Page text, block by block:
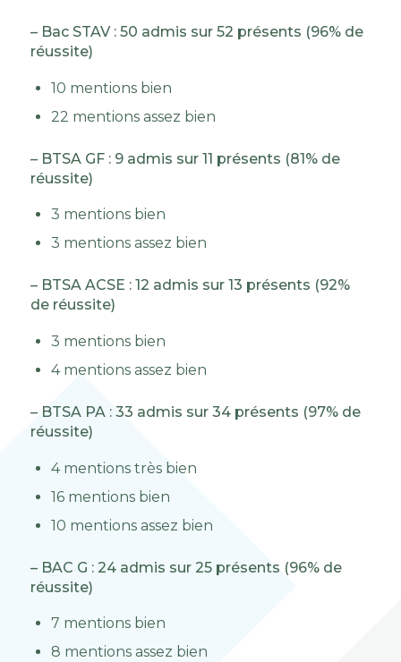
– Bac STAV : 50 admis sur 52 présents (96% de
réussite)
10 mentions bien
22 mentions assez bien
– BTSA GF : 9 admis sur 11 présents (81% de
réussite)
3 mentions bien
3 mentions assez bien
– BTSA ACSE : 12 admis sur 13 présents (92%
de réussite)
3 mentions bien
4 mentions assez bien
– BTSA PA : 33 admis sur 34 présents (97% de
réussite)
4 mentions très bien
16 mentions bien
10 mentions assez bien
– BAC G : 24 admis sur 25 présents (96% de
réussite)
7 mentions bien
8 mentions assez bien